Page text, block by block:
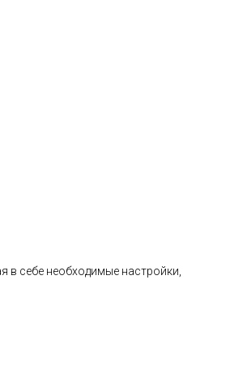
в себе необходимые настройки,